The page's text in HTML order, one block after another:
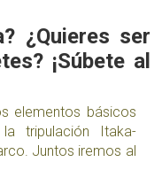
¿Quieres ser
¡Súbete al
elementos básicos
tripulación Itaka-
Juntos iremos al